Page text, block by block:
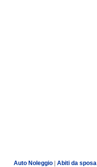
Auto Noleggio Abiti da sposa